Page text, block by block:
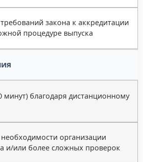
закона к аккредитации
процедуре выпуска
минут) благодаря дистанционному
необходимости организации
и/или более сложных проверок